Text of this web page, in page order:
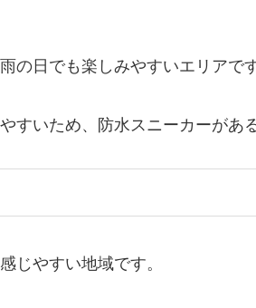
の日でも楽しみやすいエリアです
すいため、防水スニーカーがあ
じやすい地域です。